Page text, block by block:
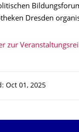
Dresden
zur
Oct 01, 2025